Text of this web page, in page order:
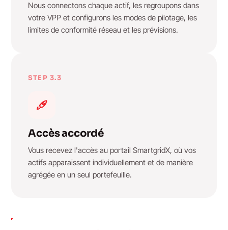
Nous connectons chaque actif, les regroupons dans
votre VPP et configurons les modes de pilotage, les
limites de conformité réseau et les prévisions.
STEP 3.3
Accès accordé
Vous recevez l'accès au portail SmartgridX, où vos
actifs apparaissent individuellement et de manière
agrégée en un seul portefeuille.